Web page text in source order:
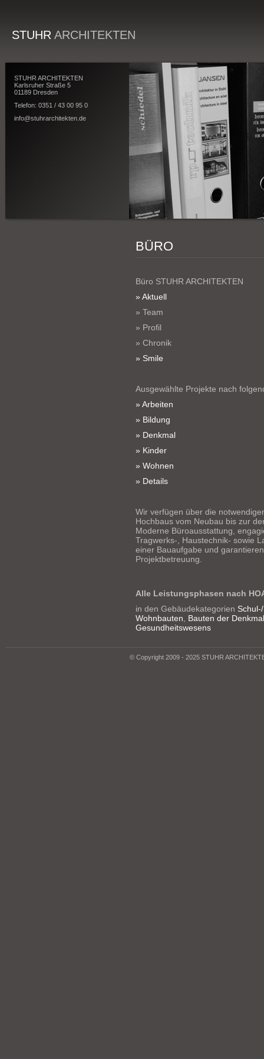
STUHR ARCHITEKTEN
STUHR ARCHITEKTEN
Karlsruher Straße 5
01189 Dresden
Telefon: 0351 / 43 00 95 0
info@stuhrarchitekten.de
BÜRO
Büro STUHR ARCHITEKTEN
» Aktuell
» Team
» Profil
» Chronik
» Smile
Ausgewählte Projekte nach
» Arbeiten
» Bildung
» Denkmal
» Kinder
» Wohnen
» Details
Wir verfügen über die
Hochbaus vom Neubau bis zur
Moderne Büroausstattung,
Tragwerks-, Haustechnik- sowie
einer Bauaufgabe und
Projektbetreuung.
Alle Leistungsphasen nach
in den Gebäudekategorien
Wohnbauten
Bauten der
Gesundheitswesens
© Copyright 2009 - 2025 STUHR